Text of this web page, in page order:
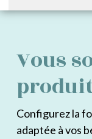
Vous
Configurez la
adaptée à vos